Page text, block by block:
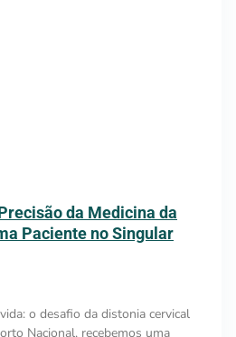
da Medicina da
Paciente no Singular
o desafio da distonia cervical
Nacional, recebemos uma